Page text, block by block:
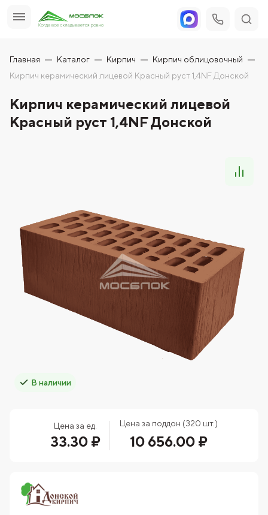
Главная Каталог Кирпич
Кирпич облицовочный
Кирпич керамический лицевой Красный руст 1,4NF Донской
Кирпич керамический лицевой
Красный руст 1,4NF Донской
В наличии
Цена за ед.
33.30 ₽
Цена за поддон (320 шт.)
10 656.00 ₽